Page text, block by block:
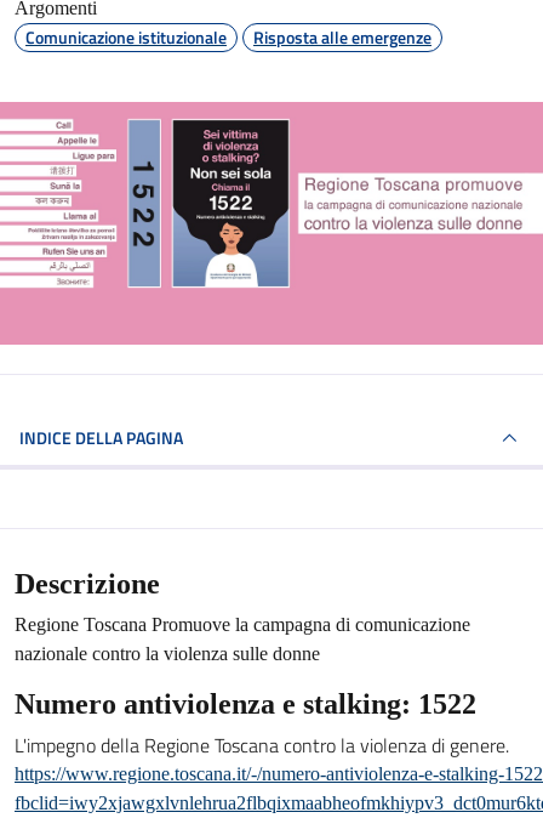
Argomenti
Comunicazione istituzionale Risposta alle emergenze
INDICE DELLA PAGINA
Descrizione
Regione Toscana Promuove la campagna di comunicazione
nazionale contro la violenza sulle donne
Numero antiviolenza e stalking: 1522
L'impegno della Regione Toscana contro la violenza di genere.
https://www.regione.toscana.it/-/numero-antiviolenza-e-stalking-